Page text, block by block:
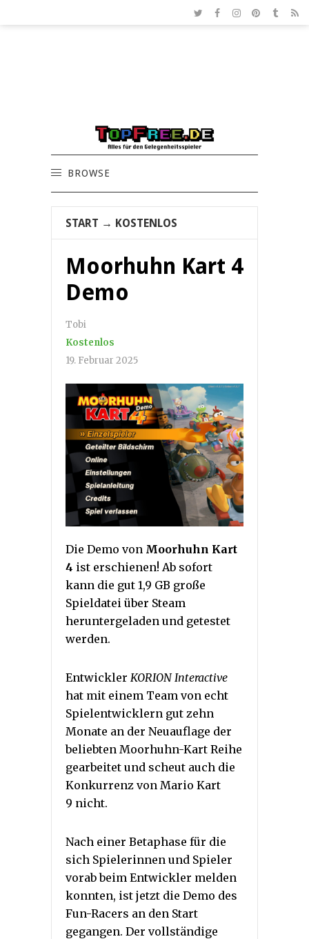
BROWSE
START → KOSTENLOS
Moorhuhn Kart 4
Demo
Tobi
Kostenlos
19. Februar 2025
Die Demo von Moorhuhn Kart
4 ist erschienen! Ab sofort
kann die gut 1,9 GB große
Spieldatei über Steam
heruntergeladen und getestet
werden.
Entwickler KORION Interactive
hat mit einem Team von echt
Spielentwicklern gut zehn
Monate an der Neuauflage der
beliebten Moorhuhn-Kart Reihe
gearbeitet und scheut auch die
Konkurrenz von Mario Kart
9 nicht.
Nach einer Betaphase für die
sich Spielerinnen und Spieler
vorab beim Entwickler melden
konnten, ist jetzt die Demo des
Fun-Racers an den Start
gegangen. Der vollständige